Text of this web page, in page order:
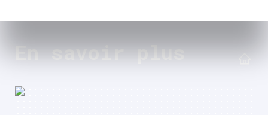
En savoir plus